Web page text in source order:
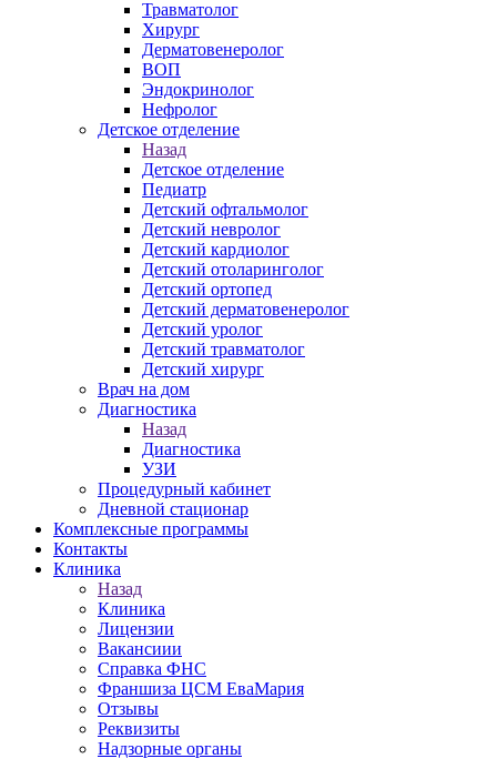
Травматолог
Хирург
Дерматовенеролог
ВОП
Эндокринолог
Нефролог
Детское отделение
Назад
Детское отделение
Педиатр
Детский офтальмолог
Детский невролог
Детский кардиолог
Детский отоларинголог
Детский ортопед
Детский дерматовенеролог
Детский уролог
Детский травматолог
Детский хирург
Врач на дом
Диагностика
Назад
Диагностика
УЗИ
Процедурный кабинет
Дневной стационар
Комплексные программы
Контакты
Клиника
Назад
Клиника
Лицензии
Вакансиии
Справка ФНС
Франшиза ЦСМ ЕваМария
Отзывы
Реквизиты
Надзорные органы